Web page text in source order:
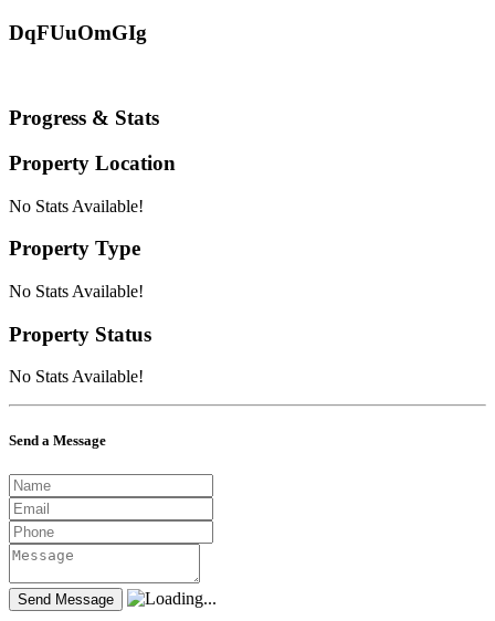
DqFUuOmGIg
Progress & Stats
Property Location
No Stats Available!
Property Type
No Stats Available!
Property Status
No Stats Available!
Send a Message